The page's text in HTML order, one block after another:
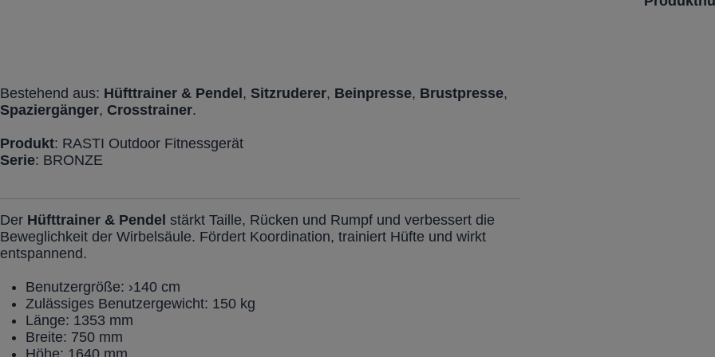
Bestehend aus: Hüfttrainer & Pendel , Sitzruderer, Beinpresse, Brustpresse,
Spaziergänger, Crosstrainer.
Produkt: RASTI Outdoor Fitnessgerät
Serie: BRONZE
Der Hüfttrainer & Pendel stärkt Taille, Rücken und Rumpf und verbessert die
Beweglichkeit der Wirbelsäule. Fördert Koordination, trainiert Hüfte und wirkt
entspannend.
Benutzergröße: ›140 cm
Zulässiges Benutzergewicht: 150 kg
Länge: 1353 mm
Breite: 750 mm